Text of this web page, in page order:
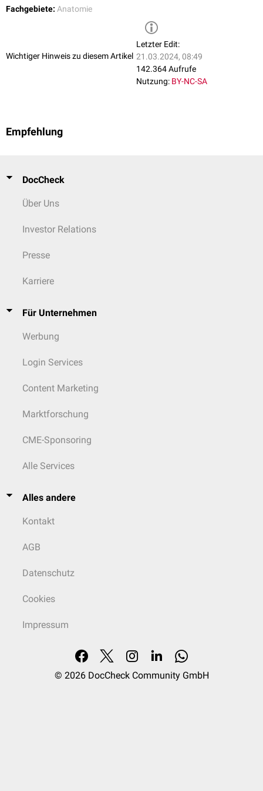
Fachgebiete: Anatomie
Wichtiger Hinweis zu diesem Artikel
Letzter Edit:
21.03.2024, 08:49
142.364 Aufrufe
Nutzung: BY-NC-SA
Empfehlung
DocCheck
Über Uns
Investor Relations
Presse
Karriere
Für Unternehmen
Werbung
Login Services
Content Marketing
Marktforschung
CME-Sponsoring
Alle Services
Alles andere
Kontakt
AGB
Datenschutz
Cookies
Impressum
© 2026 DocCheck Community GmbH